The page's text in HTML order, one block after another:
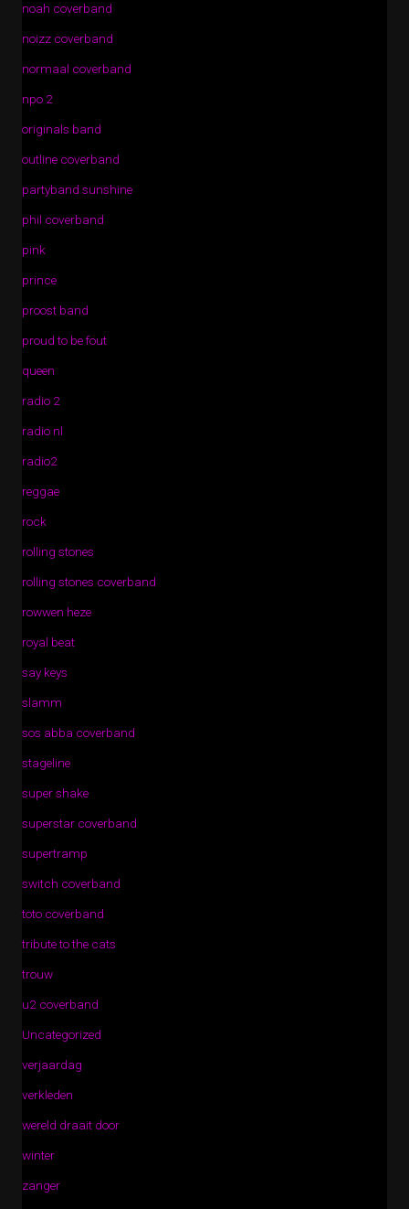
noah coverband
noizz coverband
normaal coverband
npo 2
originals band
outline coverband
partyband sunshine
phil coverband
pink
prince
proost band
proud to be fout
queen
radio 2
radio nl
radio2
reggae
rock
rolling stones
rolling stones coverband
rowwen heze
royal beat
say keys
slamm
sos abba coverband
stageline
super shake
superstar coverband
supertramp
switch coverband
toto coverband
tribute to the cats
trouw
u2 coverband
Uncategorized
verjaardag
verkleden
wereld draait door
winter
zanger